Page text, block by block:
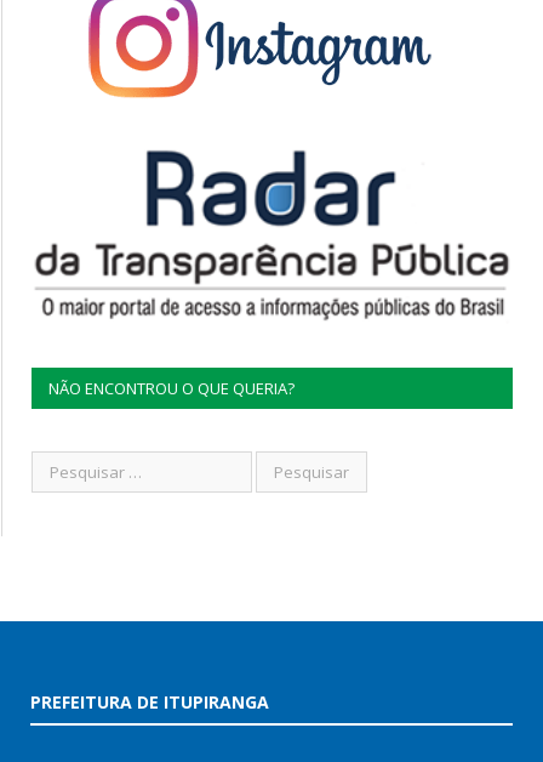
NÃO ENCONTROU O QUE QUERIA?
PREFEITURA DE ITUPIRANGA